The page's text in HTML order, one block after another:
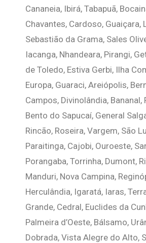
Cananeia, Ibirá, Tabapuã,
Chavantes, Cardoso, Guaiçara,
Sebastião da Grama, Sales
Iacanga, Nhandeara, Pirangi,
de Toledo, Estiva Gerbi, Ilha
Europa, Guaraci, Areiópolis,
Campos, Divinolândia, Bananal,
Bento do Sapucaí, General
Rincão, Roseira, Vargem, São
Paraitinga, Cajobi, Ouroeste,
Porangaba, Torrinha, Dumont,
Manduri, Nova Campina,
Herculândia, Igaratá, Iaras,
Grande, Cedral, Euclides da
Palmeira d’Oeste, Bálsamo,
Dobrada, Vista Alegre do Alto,